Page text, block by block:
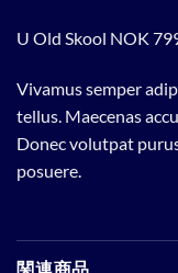
U Old Skool NOK
Vivamus semper
tellus. Maecenas
Donec volutpat
posuere.
関連商品